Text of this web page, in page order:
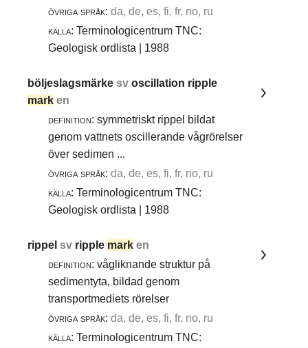
övriga språk: da, de, es, fi, fr, no, ru
källa: Terminologicentrum TNC:
Geologisk ordlista | 1988
böljeslagsmärkesvoscillation ripple
mark en
definition: symmetriskt rippel bildat
genom vattnets oscillerande vågrörelser
över sedimen ...
övriga språk: da, de, es, fi, fr, no, ru
källa: Terminologicentrum TNC:
Geologisk ordlista | 1988
rippelsv ripple mark en
definition: vågliknande struktur på
sedimentyta, bildad genom
transportmediets rörelser
övriga språk: da, de, es, fi, fr, no, ru
källa: Terminologicentrum TNC: